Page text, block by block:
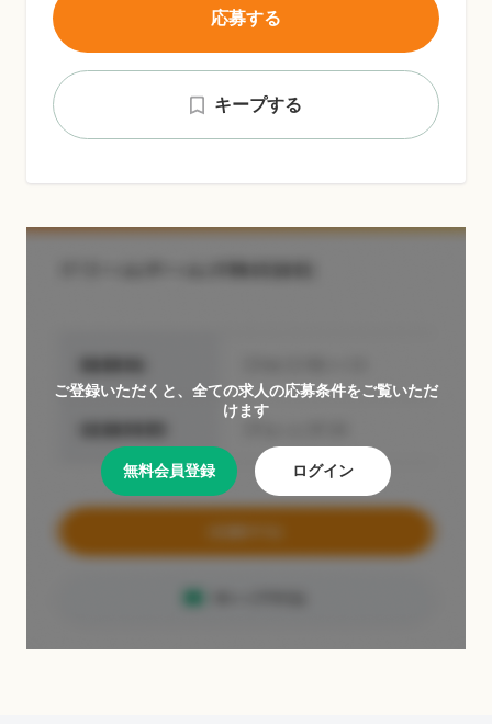
キープする
応募する
ご登録いただくと、全ての求人の応募条件をご覧いただ
けます
無料会員登録 ログイン